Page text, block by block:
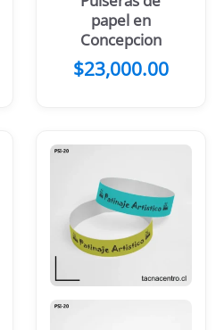
papel en
Concepcion
$23,000.00